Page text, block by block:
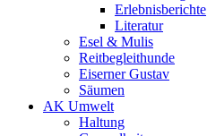
Erlebnisberichte
Literatur
Esel & Mulis
Reitbegleithunde
Eiserner Gustav
Säumen
AK Umwelt
Haltung